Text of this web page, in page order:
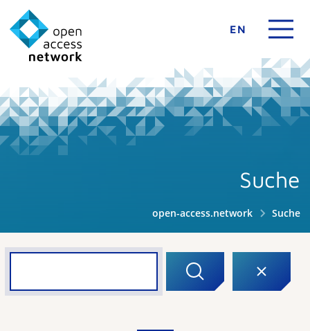
EN
Suche
open-access.network Suche